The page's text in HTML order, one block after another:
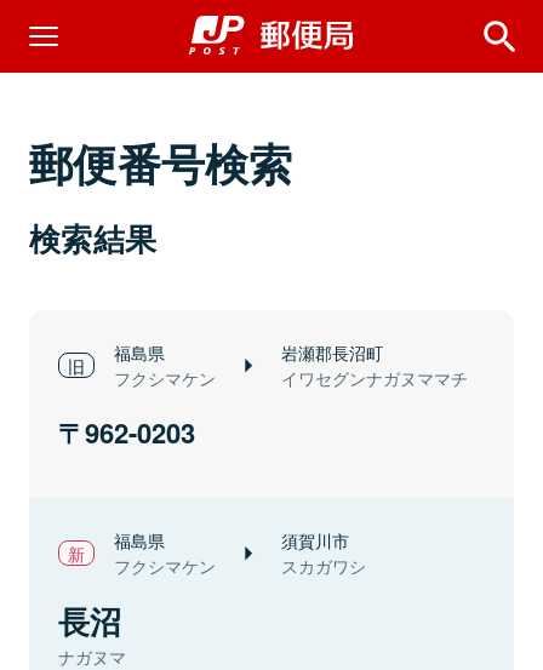
郵便番号検索
検索結果
福島県
フクシマケン
岩瀬郡長沼町
イワセグンナガヌママチ
962-0203
福島県
フクシマケン
須賀川市
スカガワシ
長沼
ナガヌマ